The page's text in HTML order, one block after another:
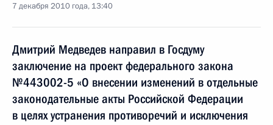
7 декабря 2010 года, 13:40
Дмитрий Медведев направил в Госдуму
заключение на проект федерального закона
№443002-5 «О внесении изменений в отдельные
законодательные акты Российской Федерации
в целях устранения противоречий и исключения